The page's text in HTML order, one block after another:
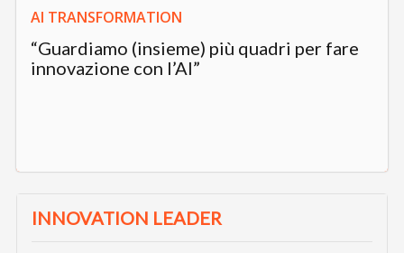
AI TRANSFORMATION
“Guardiamo (insieme) più quadri per fare
innovazione con l’AI”
INNOVATION LEADER